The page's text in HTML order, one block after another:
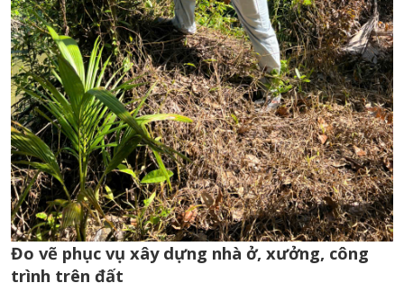
Đo vẽ phục vụ xây dựng nhà ở, xưởng, công
trình trên đất